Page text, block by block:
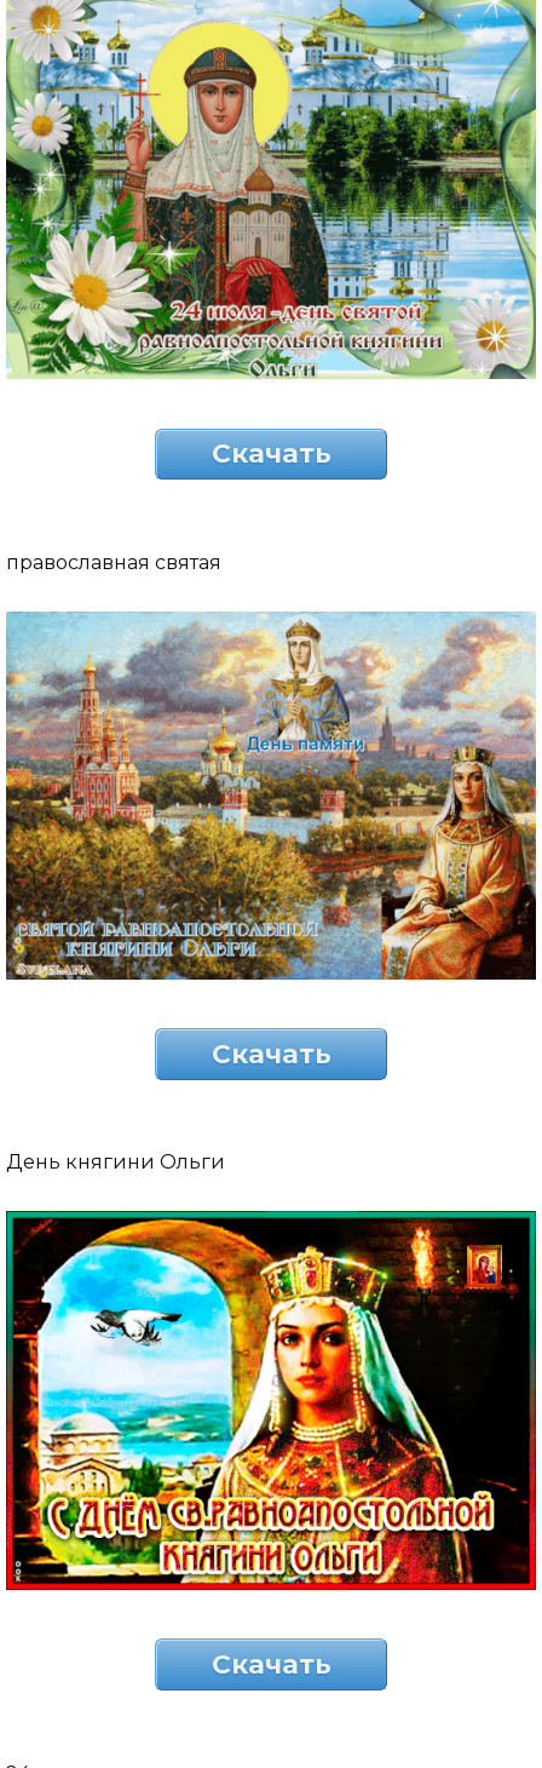
Скачать
православная святая
Скачать
День княгини Ольги
Скачать